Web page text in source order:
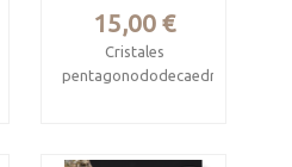
Precio
15,00 €
Cristales
pentagonododecaedricos